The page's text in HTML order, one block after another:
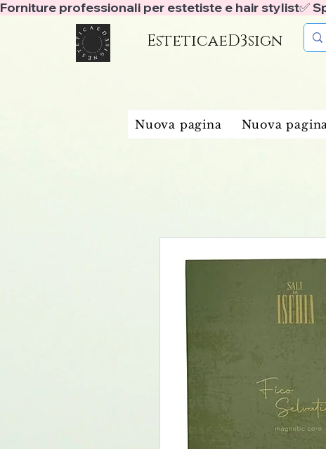
Forniture professionali per estetiste e hair stylist✅
EsteticaeD3sign
Nuova pagina Nuova